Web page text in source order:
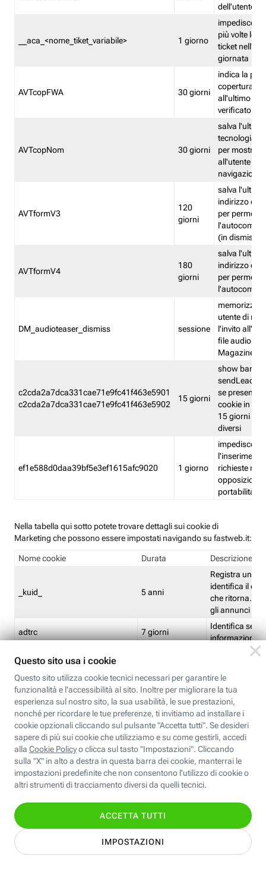
dell'utente
__aca_<nome_tiket_variabile> 1 giorno
impedisce di
più volte lo
ticket
giornata
AVTcopFWA 30 giorni
indica la
copertura
all'ultimo
verificato
AVTcopNom 30 giorni
salva l'ultima
tecnologia
per
all'utente
navigazione
AVTformV3
120
giorni
salva l'ultimo
indirizzo di
per
(in
AVTformV4
180
giorni
salva l'ultimo
indirizzo di
per
DM_audioteaser_dismiss sessione
memorizza
utente di
l'invito
file audio del
Magazine
c2cda2a7dca331cae71e9fc41f463e5901
c2cda2a7dca331cae71e9fc41f463e5902
15 giorni
show banner
sendLead
se presenti
cookie in un
15 giorni e
diversi
ef1e588d0daa39bf5e3ef1615afc9020 1 giorno
impedisce
l'inserimento
richieste
opposizione
portabilità
Nella tabella qui sotto potete trovare dettagli sui cookie di
Marketing che possono essere impostati navigando su fastweb.it:
Nome cookie Durata Descrizione
_kuid_ 5 anni
Registra un ID
identifica il
che ritorna.
gli annunci
adtrc 7 giorni
Identifica se
informazioni
CFFC<TagID>
Limite di
CM 1 giorno
Identifica se
ricontrollare
corrispondenti
(impostata da
CM14 14 giorni
Identifica se
ricontrollare
corrispondenti
(impostata da
pagine
EBFC<BannerID> 7 giorni
Identifica la
banner
Identifica la